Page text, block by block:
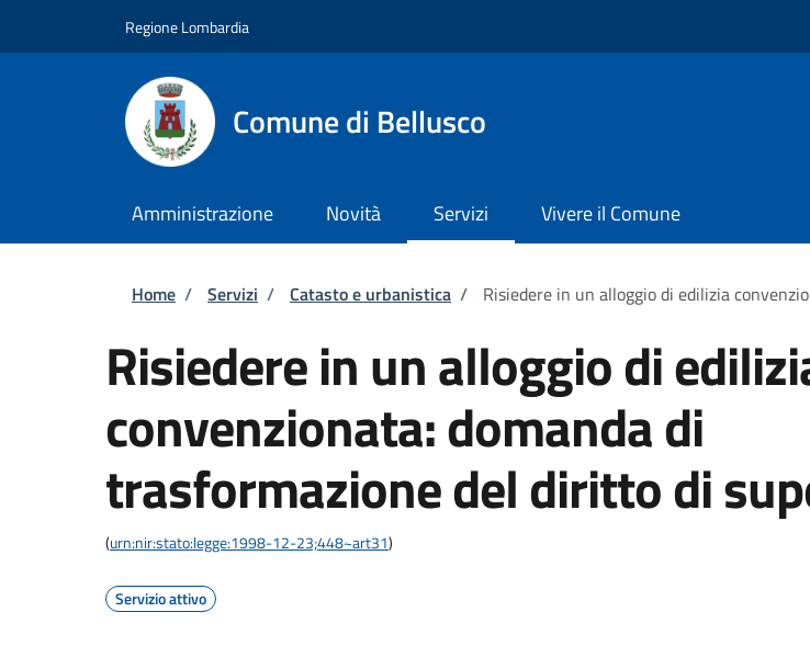
Regione Lombardia
Comune di Bellusco
Amministrazione Novità Servizi Vivere il Comune
Briciole di pane
Home / Servizi / Catasto e urbanistica / Risiedere in un alloggio di edilizia
Risiedere in un alloggio di
convenzionata: domanda di
trasformazione del diritto di
(urn:nir:stato:legge:1998-12-23;448~art31)
Servizio attivo